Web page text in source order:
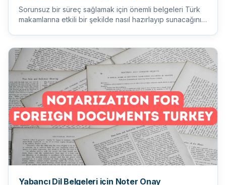
Sorunsuz bir süreç sağlamak için önemli belgeleri Türk
makamlarına etkili bir şekilde nasıl hazırlayıp sunacağınızı
Yabancı Dil Belgeleri için Noter Onay